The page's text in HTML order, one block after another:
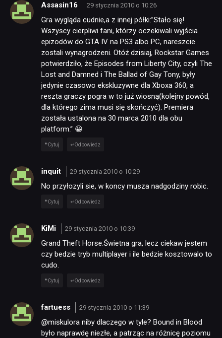
NEWSY
PUBLICYSTYKA
KULTURA
RETRO
Assasin16 29 stycznia 2010 o 10:26
Gra wygląda cudnie,a z innej półki:”Stało się!
Wszyscy cierpliwi fani, którzy oczekiwali wyjścia
epizodów do GTA IV na PS3 albo PC, nareszcie
zostali wynagrodzeni. Otóż dzisiaj, Rockstar Games
potwierdziło, że Episodes from Liberty City, czyli The
Lost and Damned i The Ballad of Gay Tony, były
jedynie czasowo ekskluzywne dla Xboxa 360, a
reszta graczy pogra w to już wiosną(kolejny powód,
dla którego zima musi się skończyć). Premiera
została ustalona na 30 marca 2010 dla obu
platform.” 😀
Cytuj Odpowiedz
inquit 29 stycznia 2010 o 10:29
No przyłozyli sie, w koncy musza nadgodziny robic.
Cytuj Odpowiedz
KiMi 29 stycznia 2010 o 10:39
Grand Theft Horse.Świetna gra, lecz ciekaw jestem
czy bedzie tryb multiplayer i ile bedzie kosztowalo to
cudo.
Cytuj Odpowiedz
fartuess 29 stycznia 2010 o 11:39
@miskulora niby dlaczego w tyle? Bound in Blood
było naprawdę niezłe, a patrząc na różnicę poziomu